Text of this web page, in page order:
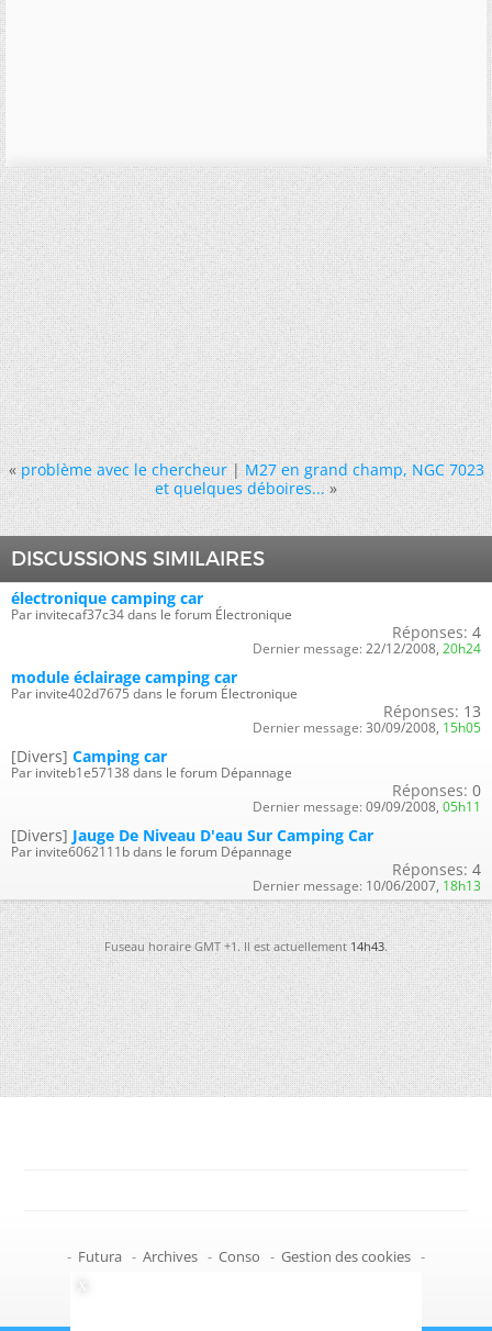
« problème avec le chercheur|M27 en grand champ, NGC 7023
et quelques déboires... »
DISCUSSIONS SIMILAIRES
électronique camping car
Par invitecaf37c34 dans le forum Électronique
Réponses: 4
Dernier message: 22/12/2008, 20h24
module éclairage camping car
Par invite402d7675 dans le forum Électronique
Réponses: 13
Dernier message: 30/09/2008, 15h05
[Divers] Camping car
Par inviteb1e57138 dans le forum Dépannage
Réponses: 0
Dernier message: 09/09/2008, 05h11
[Divers] Jauge De Niveau D'eau Sur Camping Car
Par invite6062111b dans le forum Dépannage
Réponses: 4
Dernier message: 10/06/2007, 18h13
Fuseau horaire GMT +1. Il est actuellement14h43.
- Futura - Archives - Conso - Gestion des cookies -